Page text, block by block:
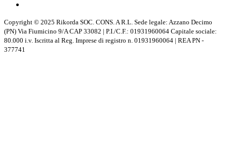
Copyright © 2025 Rikorda SOC. CONS. A R.L. Sede legale: Azzano Decimo
(PN) Via Fiumicino 9/A CAP 33082 | P.I./C.F.: 01931960064 Capitale sociale:
80.000 i.v. Iscritta al Reg. Imprese di registro n. 01931960064 | REA PN -
377741